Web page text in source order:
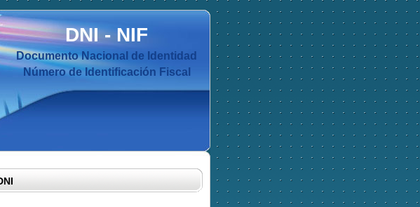
DNI-NIF
Documento Nacional de Identidad
Número de Identificación Fiscal